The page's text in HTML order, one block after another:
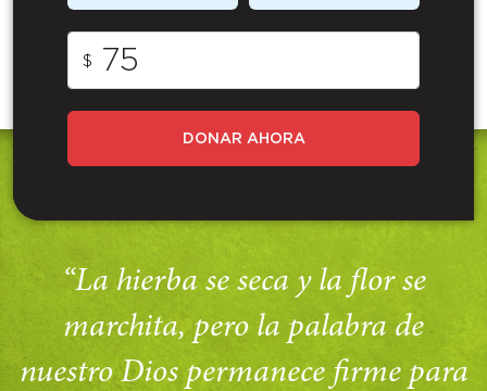
$
DONAR AHORA
“La hierba se seca y la flor se
marchita, pero la palabra de
nuestro Dios permanece firme para